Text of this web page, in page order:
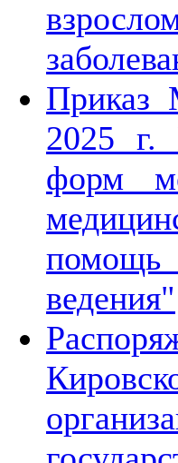
Приказ
2025 г.
форм
помощь
ведения"